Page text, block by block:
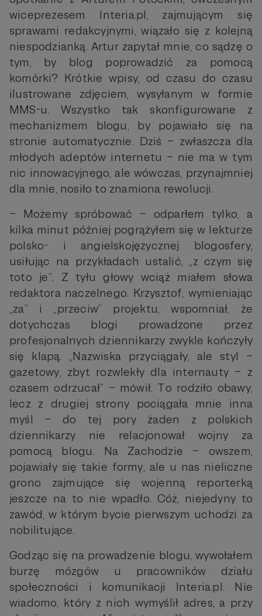
wiceprezesem Interia.pl, zajmującym się
sprawami redakcyjnymi, wiązało się z kolejną
niespodzianką. Artur zapytał mnie, co sądzę o
tym, by blog poprowadzić za pomocą
komórki? Krótkie wpisy, od czasu do czasu
ilustrowane zdjęciem, wysyłanym w formie
MMS-u. Wszystko tak skonfigurowane z
mechanizmem blogu, by pojawiało się na
stronie automatycznie. Dziś – zwłaszcza dla
młodych adeptów internetu – nie ma w tym
nic innowacyjnego, ale wówczas, przynajmniej
dla mnie, nosiło to znamiona rewolucji.
– Możemy spróbować – odparłem tylko, a
kilka minut później pogrążyłem się w lekturze
polsko- i angielskojęzycznej blogosfery,
usiłując na przykładach ustalić, „z czym się
toto je”. Z tyłu głowy wciąż miałem słowa
redaktora naczelnego. Krzysztof, wymieniając
„za” i „przeciw” projektu, wspomniał, że
dotychczas blogi prowadzone przez
profesjonalnych dziennikarzy zwykle kończyły
się klapą. „Nazwiska przyciągały, ale styl –
gazetowy, zbyt rozwlekły dla internauty – z
czasem odrzucał” – mówił. To rodziło obawy,
lecz z drugiej strony pociągała mnie inna
myśl – do tej pory żaden z polskich
dziennikarzy nie relacjonował wojny za
pomocą blogu. Na Zachodzie – owszem,
pojawiały się takie formy, ale u nas nieliczne
grono zajmujące się wojenną reporterką
jeszcze na to nie wpadło. Cóż, niejedyny to
zawód, w którym bycie pierwszym uchodzi za
nobilitujące.
Godząc się na prowadzenie blogu, wywołałem
burzę mózgów u pracowników działu
społeczności i komunikacji Interia.pl. Nie
wiadomo, który z nich wymyślił adres, a przy